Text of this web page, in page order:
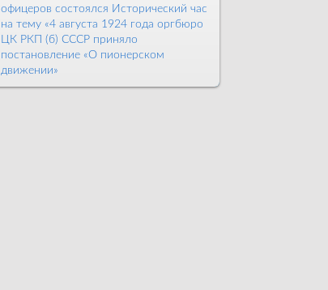
офицеров состоялся Исторический час
на тему «4 августа 1924 года оргбюро
ЦК РКП (б) СССР приняло
постановление «О пионерском
движении»